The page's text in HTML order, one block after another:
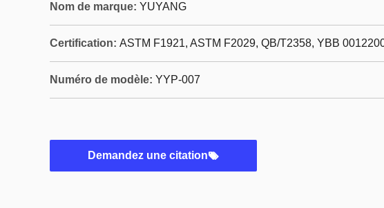
Nom de marque: YUYANG
Certification: ASTM F1921, ASTM F2029, QB/T2358, YBB
Numéro de modèle: YYP-007
Demandez une citation